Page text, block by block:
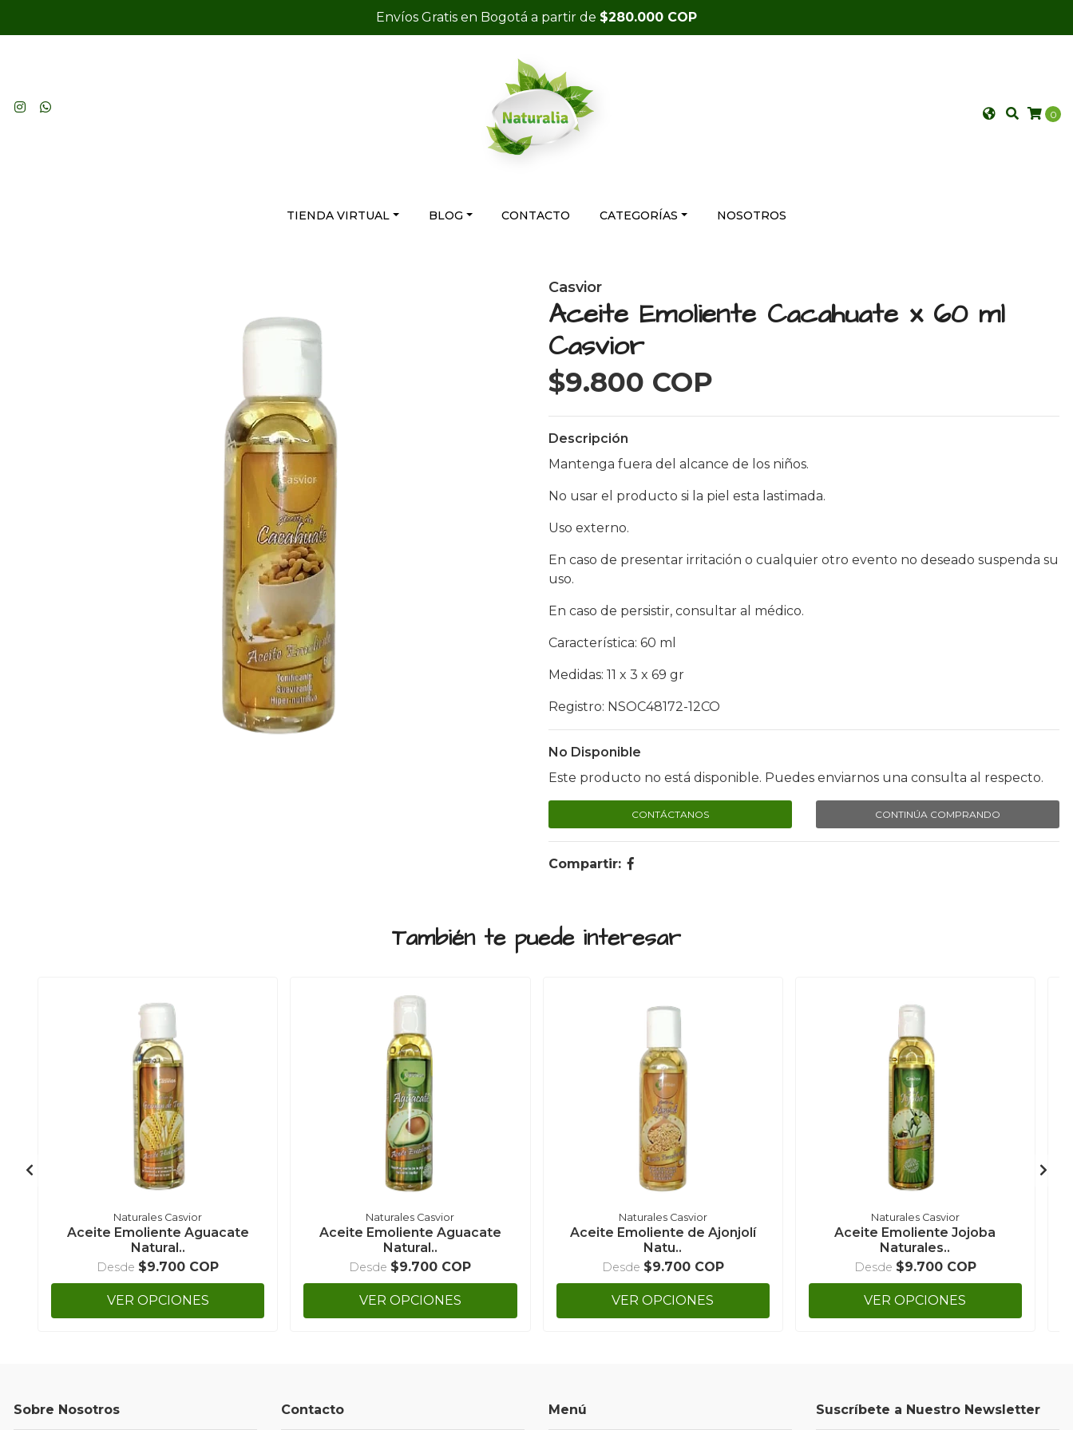
Envíos Gratis en Bogotá a partir de $280.000 COP
0
TIENDA VIRTUAL BLOG CONTACTO CATEGORÍAS NOSOTROS
Casvior
Aceite Emoliente Cacahuate x 60 ml
Casvior
$9.800 COP
Descripción
Mantenga fuera del alcance de los niños.
No usar el producto si la piel esta lastimada.
Uso externo.
En caso de presentar irritación o cualquier otro evento no deseado suspenda su
uso.
En caso de persistir, consultar al médico.
Característica: 60 ml
Medidas: 11 x 3 x 69 gr
Registro: NSOC48172-12CO
No Disponible
Este producto no está disponible. Puedes enviarnos una consulta al respecto.
CONTÁCTANOS CONTINÚA COMPRANDO
Compartir:
También te puede interesar
Naturales Casvior
Aceite Emoliente Aguacate
Natural..
Desde $9.700 COP
VER OPCIONES
Naturales Casvior
Aceite Emoliente Aguacate
Natural..
Desde $9.700 COP
VER OPCIONES
Naturales Casvior
Aceite Emoliente de Ajonjolí
Natu..
Desde $9.700 COP
VER OPCIONES
Naturales Casvior
Aceite Emoliente Jojoba
Naturales..
Desde $9.700 COP
VER OPCIONES
Sobre Nosotros Contacto Menú Suscríbete a Nuestro Newsletter